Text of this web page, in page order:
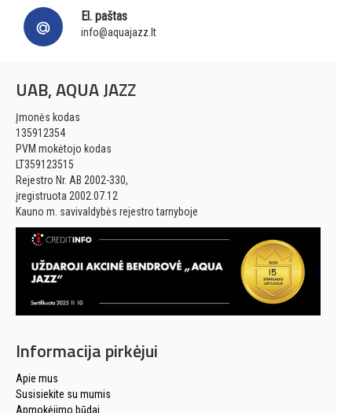
El. paštas
info@aquajazz.lt
UAB, AQUA JAZZ
Įmonės kodas
135912354
PVM mokėtojo kodas
LT359123515
Rejestro Nr. AB 2002-330,
įregistruota 2002.07.12
Kauno m. savivaldybės rejestro tarnyboje
Informacija pirkėjui
Apie mus
Susisiekite su mumis
Apmokėjimo būdai